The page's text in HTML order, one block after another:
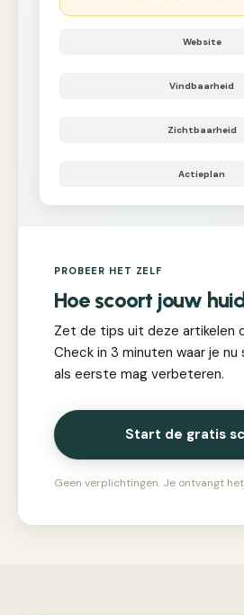
Website
Vindbaarheid
Zichtbaarheid
Actieplan
PROBEER HET ZELF
Hoe scoort jouw
Zet de tips uit deze artikelen
Check in 3 minuten waar je
als eerste mag verbeteren.
Start de gratis
Geen verplichtingen. Je ontvangt